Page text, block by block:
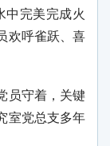
中完美完成火
欢呼雀跃、喜
员守着，关键
室党总支多年